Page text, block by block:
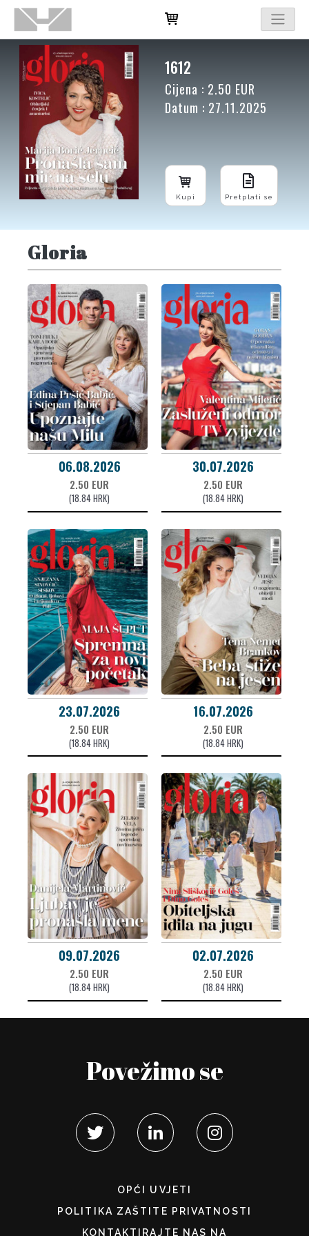
1612
Cijena : 2.50 EUR
Datum : 27.11.2025
Kupi Pretplati se
Gloria
06.08.2026
2.50 EUR
(18.84 HRK)
30.07.2026
2.50 EUR
(18.84 HRK)
23.07.2026
2.50 EUR
(18.84 HRK)
16.07.2026
2.50 EUR
(18.84 HRK)
09.07.2026
2.50 EUR
(18.84 HRK)
02.07.2026
2.50 EUR
(18.84 HRK)
Povežimo se
OPĆI UVJETI
POLITIKA ZAŠTITE PRIVATNOSTI
KONTAKTIRAJTE NAS NA